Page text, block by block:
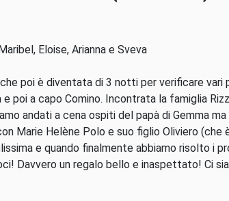
Eloise, Arianna e Sveva
poi è diventata di 3 notti per verificare
poi a capo Comino. Incontrata la famiglia
andati a cena ospiti del papà di Gemma
Marie Helène Polo e suo figlio Oliviero
e quando finalmente abbiamo risolto i
Davvero un regalo bello e inaspettato! Ci